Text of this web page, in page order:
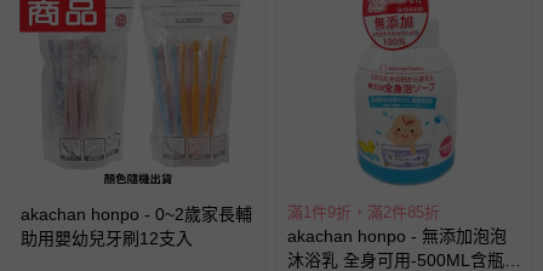
若您對於會員帳號、商品訂購與資訊、購物流程、付款方
式、折價券與購物金的使用、退貨及商品運送方式等有疑
媽咪愛客服中心
預購商品：預購為海外同步代購，遇缺貨即會通知媽咪並協
助取消退款事宜。
商品如因「價格、組合」等錯誤原因，導致無法安排出貨，
會主動以簡訊及mail通知訂單取消事宜，並將提供適當補
償。
akachan honpo - 0~2歲家長輔
助用嬰幼兒牙刷12支入
滿1件9折，滿2件85折
akachan honpo - 無添加泡泡
沐浴乳 全身可用-500ML含瓶-